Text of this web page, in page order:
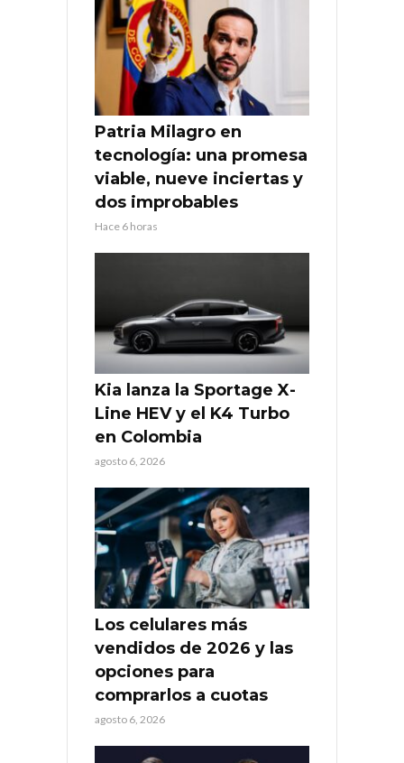
Patria Milagro en
tecnología: una promesa
viable, nueve inciertas y
dos improbables
Hace 6 horas
Kia lanza la Sportage X-
Line HEV y el K4 Turbo
en Colombia
agosto 6, 2026
Los celulares más
vendidos de 2026 y las
opciones para
comprarlos a cuotas
agosto 6, 2026